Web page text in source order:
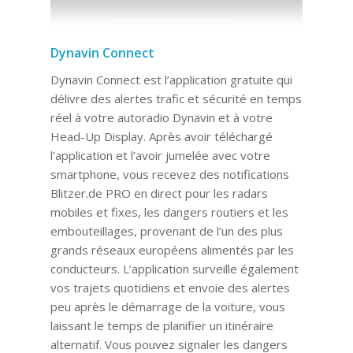
Dynavin Connect
Dynavin Connect est l’application gratuite qui
délivre des alertes trafic et sécurité en temps
réel à votre autoradio Dynavin et à votre
Head-Up Display. Après avoir téléchargé
l’application et l’avoir jumelée avec votre
smartphone, vous recevez des notifications
Blitzer.de PRO en direct pour les radars
mobiles et fixes, les dangers routiers et les
embouteillages, provenant de l’un des plus
grands réseaux européens alimentés par les
conducteurs. L’application surveille également
vos trajets quotidiens et envoie des alertes
peu après le démarrage de la voiture, vous
laissant le temps de planifier un itinéraire
alternatif. Vous pouvez signaler les dangers